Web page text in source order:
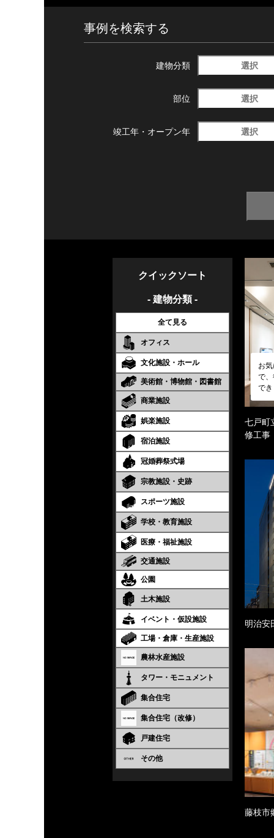
事例を検索する
建物分類 選択
部位 選択
竣工年・ オープン年 選択
クイックソート
- 建物分類 -
全て見る
オフィス
文化施設・ホール
美術館・博物館・図書館
商業施設
娯楽施設
宿泊施設
冠婚葬祭式場
宗教施設・史跡
スポーツ施設
学校・教育施設
医療・福祉施設
交通施設
公園
土木施設
イベント・仮設施設
工場・倉庫・生産施設
農林水産施設
タワー・モニュメント
集合住宅
集合住宅（改修）
戸建住宅
その他
お
で
で
七戸町
修工事
明治安
藤枝市